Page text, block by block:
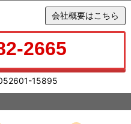
会社概要はこちら
2665
15895